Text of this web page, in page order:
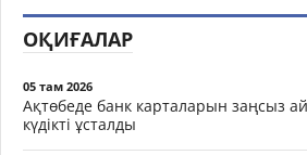
ОҚИҒАЛАР
05 там 2026
Ақтөбеде банк карталарын заңсыз
күдікті ұсталды